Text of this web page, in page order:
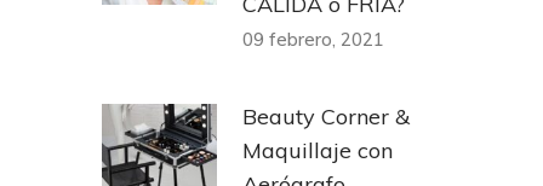
09 febrero, 2021
Beauty Corner &
Maquillaje con